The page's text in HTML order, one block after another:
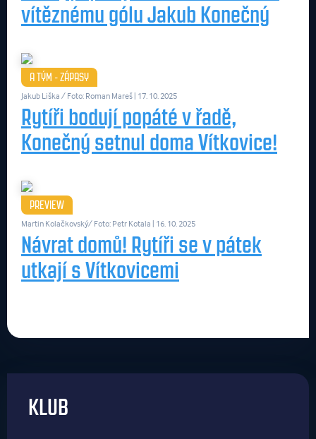
vítěznému gólu Jakub Konečný
A TÝM - ZÁPASY
Jakub Liška / Foto: Roman Mareš | 17. 10. 2025
Rytíři bodují popáté v řadě,
Konečný setnul doma Vítkovice!
PREVIEW
Martin Kolačkovský/ Foto: Petr Kotala | 16. 10. 2025
Návrat domů! Rytíři se v pátek
utkají s Vítkovicemi
KLUB